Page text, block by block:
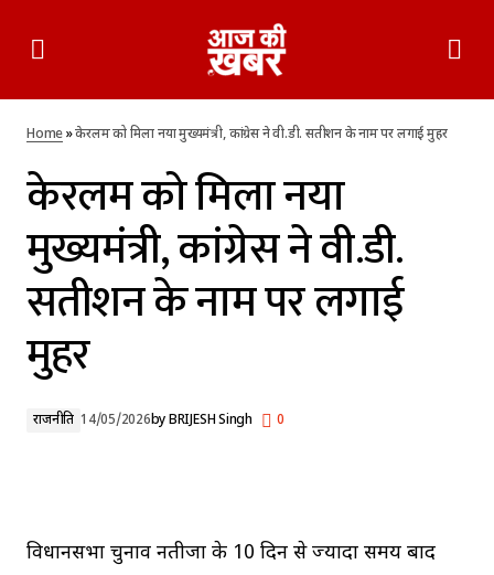
मुहर
Home»केरलम को मिला नया मुख्यमंत्री, कांग्रेस ने वी.डी. सतीशन के नाम पर लगाई मुहर
केरलम को मिला नया
मुख्यमंत्री, कांग्रेस ने वी.डी.
सतीशन के नाम पर लगाई
मुहर
राजनीति 14/05/2026byBRIJESH Singh 0
विधानसभा चुनाव नतीजों के 10 दिन से ज्यादा समय बाद